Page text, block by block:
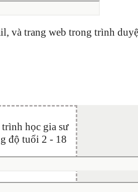
và trang web trong trình
học gia sư
độ tuổi 2 - 18